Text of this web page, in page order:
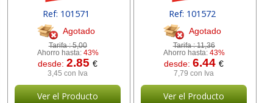
Ref: 101571
Agotado
Tarifa :5,00
Ahorro hasta: 43%
desde:2.85€
3,45 con Iva
Ver el Producto
Ref: 101572
Agotado
Tarifa :11,36
Ahorro hasta: 43%
desde:6.44€
7,79 con Iva
Ver el Producto